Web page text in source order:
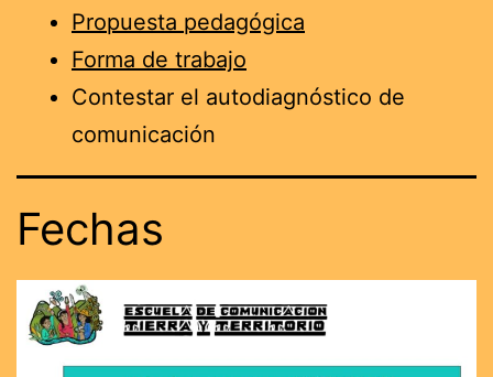
Propuesta pedagógica
Forma de trabajo
Contestar el autodiagnóstico de
comunicación
Fechas